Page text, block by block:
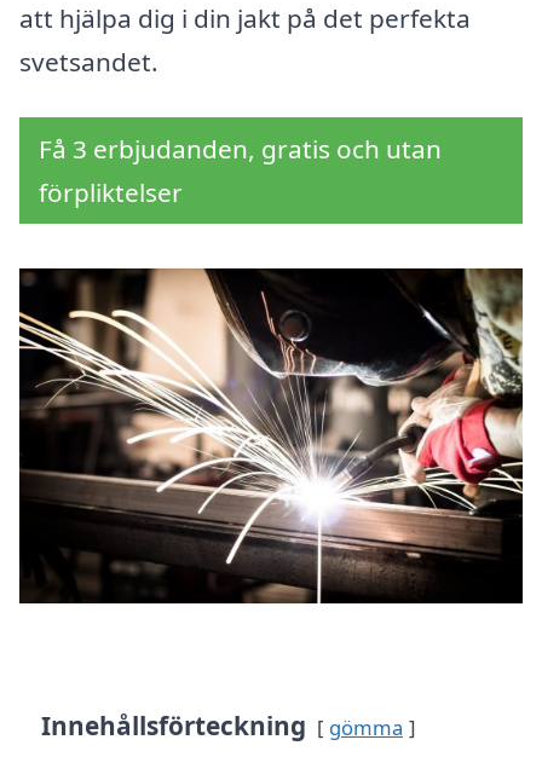
att hjälpa dig i din jakt på det perfekta
svetsandet.
Få 3 erbjudanden, gratis och utan
förpliktelser
Innehållsförteckning gömma